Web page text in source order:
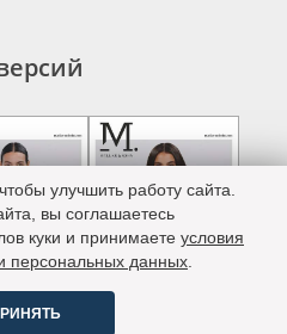
, чтобы улучшить работу сайта.
вы соглашаетесь
куки и принимаете условия
персональных данных